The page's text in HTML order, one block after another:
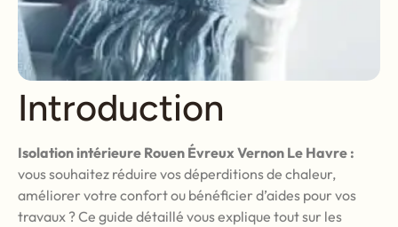
Introduction
Isolation intérieure Rouen Évreux Vernon Le Havre :
vous souhaitez réduire vos déperditions de chaleur,
améliorer votre confort ou bénéficier d’aides pour vos
travaux ? Ce guide détaillé vous explique tout sur les